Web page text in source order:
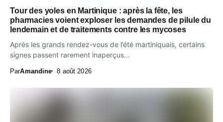
Tour des yoles en Martinique : après la fête, les
pharmacies voient exploser les demandes de pilule du
lendemain et de traitements contre les mycoses
Après les grands rendez-vous de l’été martiniquais, certains
signes passent rarement inaperçus...
ParAmandine 8 août 2026